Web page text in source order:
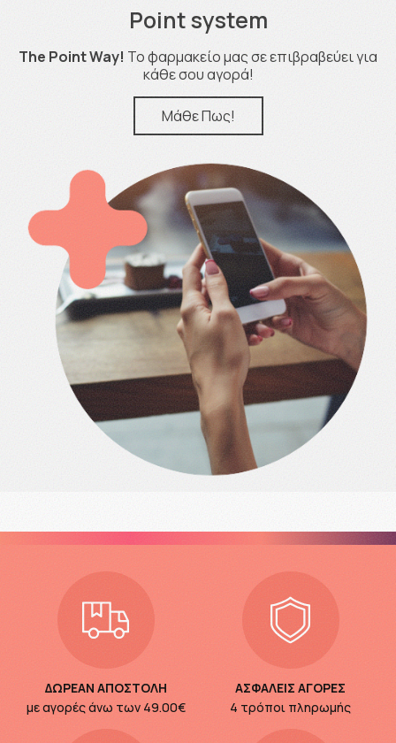
Point system
The Point Way! Το φαρμακείο μας σε επιβραβεύει για
κάθε σου αγορά!
Μάθε Πως!
ΔΩΡΕΑΝ ΑΠΟΣΤΟΛΗ
με αγορές άνω των 49.00€
ΑΣΦΑΛΕΙΣ ΑΓΟΡΕΣ
4 τρόποι πληρωμής